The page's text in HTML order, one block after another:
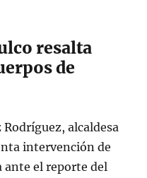
resalta
de
alcaldesa
intervención de
ante el reporte del